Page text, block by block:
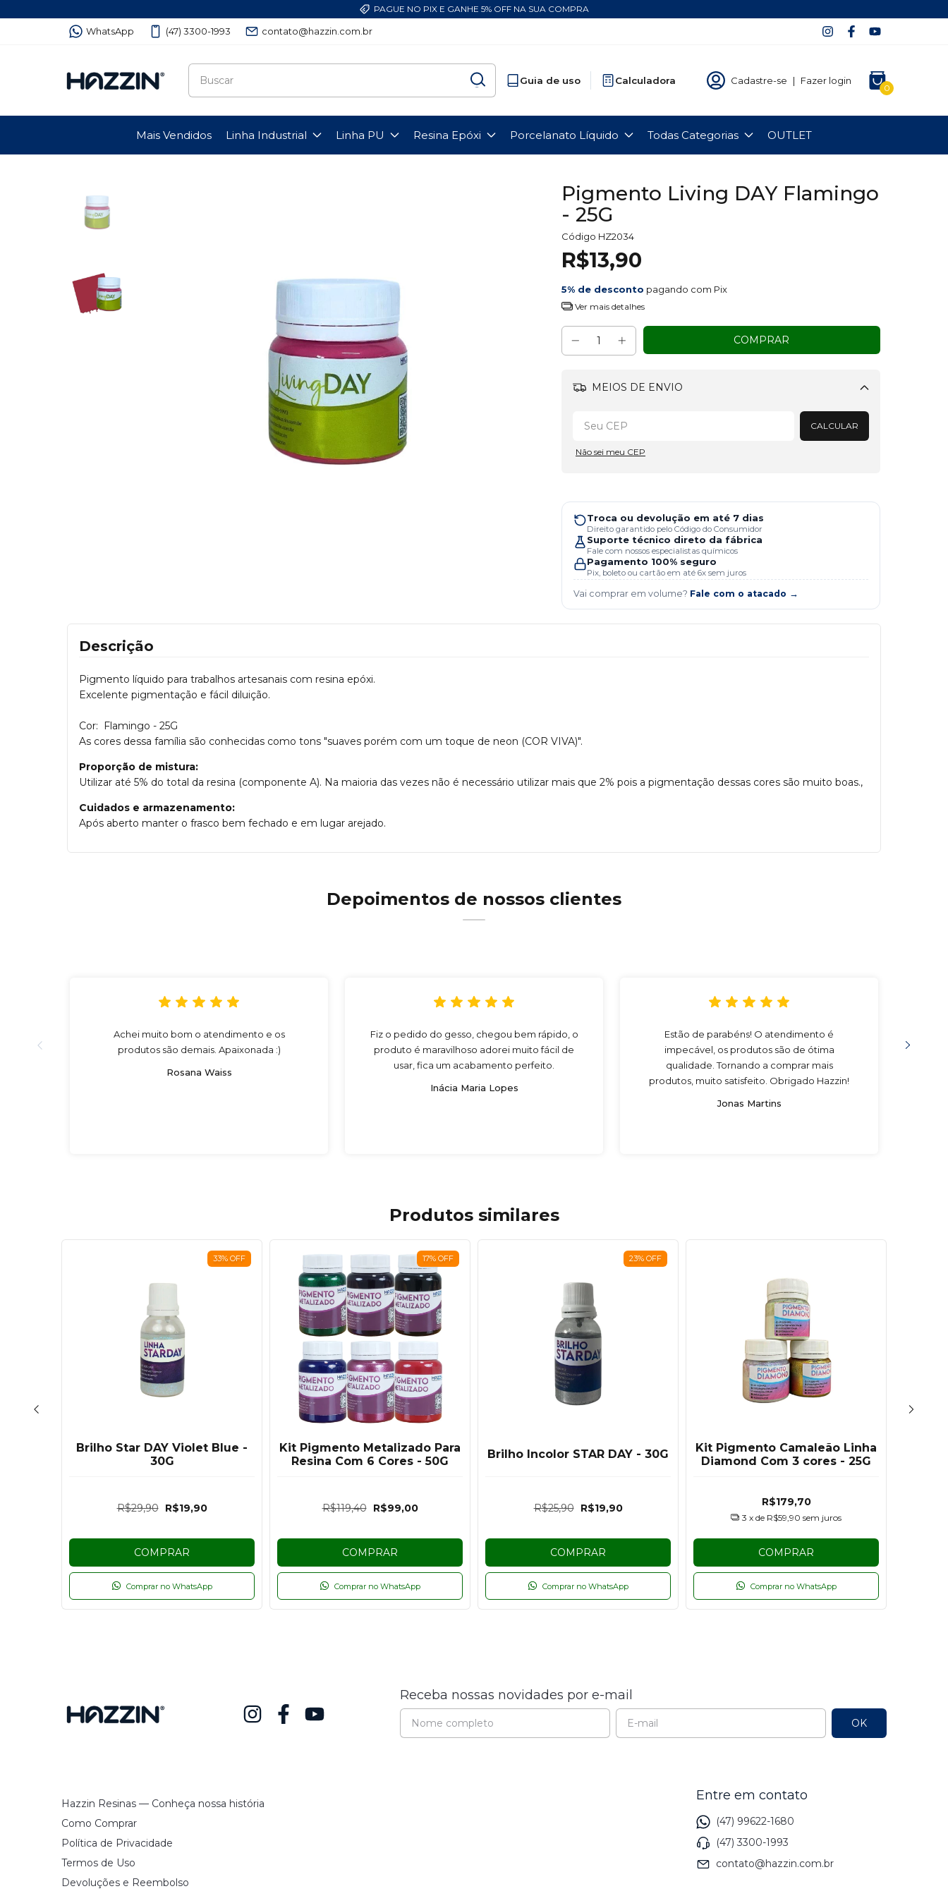
PAGUE NO PIX E GANHE 5% OFF NA SUA COMPRA
WhatsApp (47) 3300-1993 contato@hazzin.com.br
Guia de uso Calculadora Cadastre-se | Fazer login
0
Mais Vendidos Linha Industrial Linha PU Resina Epóxi Porcelanato Líquido Todas Categorias OUTLET
Pigmento Living DAY Flamingo
- 25G
Código HZ2034
R$13,90
5% de desconto pagando com Pix
Ver mais detalhes
MEIOS DE ENVIO
Alterar CEP
CALCULAR
Não sei meu CEP
Troca ou devolução em até 7 dias
Direito garantido pelo Código do Consumidor
Suporte técnico direto da fábrica
Fale com nossos especialistas químicos
Pagamento 100% seguro
Pix, boleto ou cartão em até 6x sem juros
Vai comprar em volume? Fale com o atacado →
Descrição
Pigmento líquido para trabalhos artesanais com resina epóxi.
Excelente pigmentação e fácil diluição.
Cor: Flamingo - 25G
As cores dessa família são conhecidas como tons "suaves porém com um toque de neon (COR VIVA)".
Proporção de mistura:
Utilizar até 5% do total da resina (componente A). Na maioria das vezes não é necessário utilizar mais que 2% pois a pigmentação dessas cores são muito boas.,
Cuidados e armazenamento:
Após aberto manter o frasco bem fechado e em lugar arejado.
Depoimentos de nossos clientes
Achei muito bom o atendimento e os
produtos são demais. Apaixonada :)
Rosana Waiss
Fiz o pedido do gesso, chegou bem rápido, o
produto é maravilhoso adorei muito fácil de
usar, fica um acabamento perfeito.
Inácia Maria Lopes
Estão de parabéns! O atendimento é
impecável, os produtos são de ótima
qualidade. Tornando a comprar mais
produtos, muito satisfeito. Obrigado Hazzin!
Jonas Martins
Produtos similares
33% OFF
Brilho Star DAY Violet Blue -
30G
R$29,90 R$19,90
COMPRAR
Comprar no WhatsApp
17% OFF
Kit Pigmento Metalizado Para
Resina Com 6 Cores - 50G
R$119,40 R$99,00
COMPRAR
Comprar no WhatsApp
23% OFF
Brilho Incolor STAR DAY - 30G
R$25,90 R$19,90
COMPRAR
Comprar no WhatsApp
Kit Pigmento Camaleão Linha
Diamond Com 3 cores - 25G
R$179,70
3 x de R$59,90 sem juros
COMPRAR
Comprar no WhatsApp
Receba nossas novidades por e-mail
Hazzin Resinas — Conheça nossa história
Como Comprar
Política de Privacidade
Termos de Uso
Devoluções e Reembolso
Entre em contato
(47) 99622-1680
(47) 3300-1993
contato@hazzin.com.br